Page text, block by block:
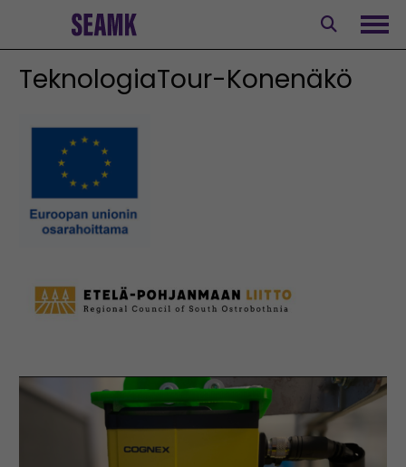
TeknologiaTour-Konenäkö